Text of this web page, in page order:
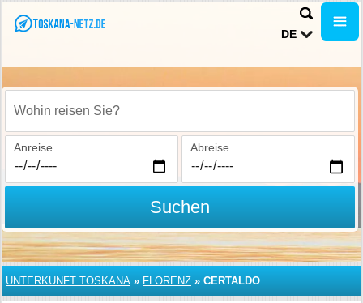
DE
Wohin reisen Sie?
Anreise Abreise
Suchen
UNTERKUNFT TOSKANA » FLORENZ » CERTALDO